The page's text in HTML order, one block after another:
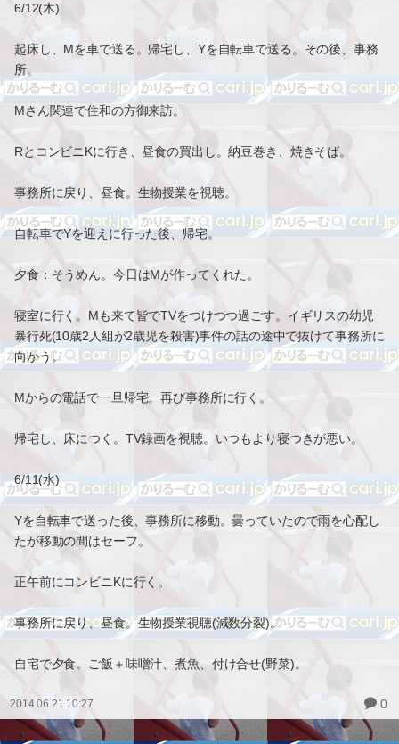
6/12(木)
起床し、Mを車で送る。帰宅し、Yを自転車で送る。その後、事務
所。
Mさん関連で住和の方御来訪。
RとコンビニKに行き、昼食の買出し。納豆巻き、焼きそば。
事務所に戻り、昼食。生物授業を視聴。
自転車でYを迎えに行った後、帰宅。
夕食：そうめん。今日はMが作ってくれた。
寝室に行く。Mも来て皆でTVをつけつつ過ごす。イギリスの幼児
暴行死(10歳2人組が2歳児を殺害)事件の話の途中で抜けて事務所に
向かう。
Mからの電話で一旦帰宅。再び事務所に行く。
帰宅し、床につく。TV録画を視聴。いつもより寝つきが悪い。
6/11(水)
Yを自転車で送った後、事務所に移動。曇っていたので雨を心配し
たが移動の間はセーフ。
正午前にコンビニKに行く。
事務所に戻り、昼食。生物授業視聴(減数分裂)。
自宅で夕食。ご飯＋味噌汁、煮魚、付け合せ(野菜)。
2014.06.21 10:27 0